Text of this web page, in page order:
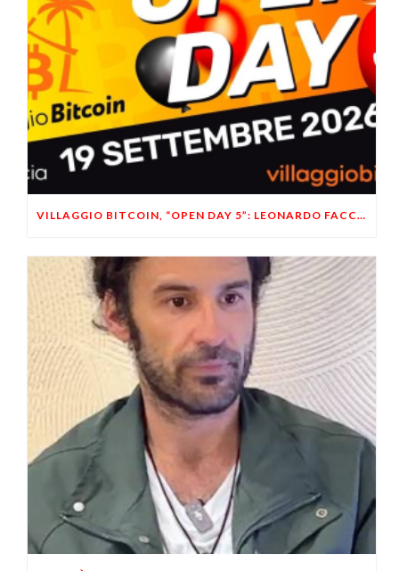
VILLAGGIO BITCOIN, “OPEN DAY 5”: LEONARDO FACCO OSPITE A BRESCIA